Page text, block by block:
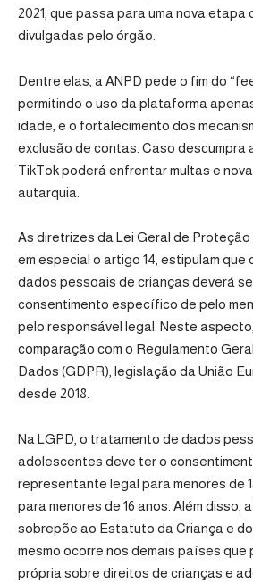
2021, que passa para uma nova etapa
divulgadas pelo órgão.
Dentre elas, a ANPD pede o fim do
permitindo o uso da plataforma
idade, e o fortalecimento dos
exclusão de contas. Caso descumpra
TikTok poderá enfrentar multas e
autarquia.
As diretrizes da Lei Geral de Proteção
em especial o artigo 14, estipulam
dados pessoais de crianças deverá
consentimento específico de pelo
pelo responsável legal. Neste
comparação com o Regulamento
Dados (GDPR) , legislação da União
desde 2018.
Na LGPD, o tratamento de dados
adolescentes deve ter o
representante legal para menores de
para menores de 16 anos. Além disso,
sobrepõe ao Estatuto da Criança e
mesmo ocorre nos demais países que
própria sobre direitos de crianças e